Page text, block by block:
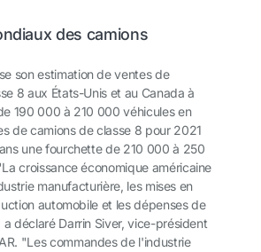
des camions
son estimation de ventes de
8 aux États-Unis et au Canada à
190 000 à 210 000 véhicules en
de camions de classe 8 pour 2021
une fourchette de 210 000 à 250
croissance économique américaine
manufacturière, les mises en
automobile et les dépenses de
déclaré Darrin Siver, vice-président
"Les commandes de l'industrie